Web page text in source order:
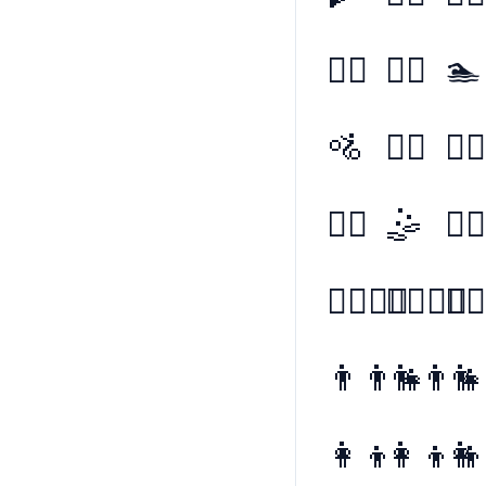
🚣‍♂️ 🚣‍♀️ 🏊
🚵
🚵‍♂️ 🚵‍♀️
🤾‍♀️ 🤹
🤹‍♂️
👩‍❤️‍💋‍👨👨‍❤️‍💋‍👨
👨‍👨‍👧
👩‍👦